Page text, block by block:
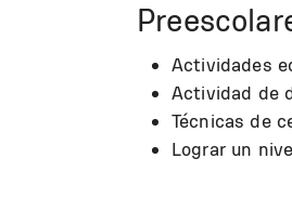
Actividades
Actividad de
Técnicas de
Lograr un